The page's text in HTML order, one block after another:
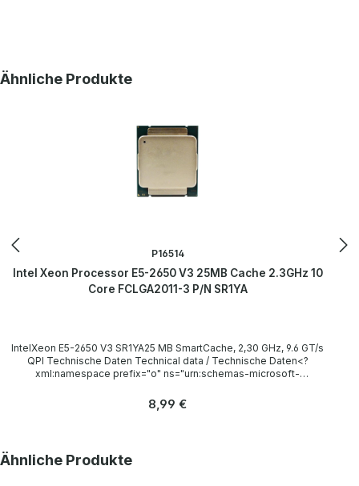
Produktgalerie überspringen
Ähnliche Produkte
P16514
Intel Xeon Processor E5-2650 V3 25MB Cache 2.3GHz 10
Core FCLGA2011-3 P/N SR1YA
IntelXeon E5-2650 V3 SR1YA25 MB SmartCache, 2,30 GHz, 9.6 GT/s
QPI Technische Daten Technical data / Technische Daten<?
xml:namespace prefix="o" ns="urn:schemas-microsoft-
10 Threads 20 Clock speed / Taktfrequenz 2.30GHz (Turbo:
3.00GHz) L3 Cache 25 MB SmartCache Instruction set / Befehlssatz
wurde von uns überholt und getestet.More information and details
Regulärer Preis:
8,99 €
Produktgalerie überspringen
Ähnliche Produkte